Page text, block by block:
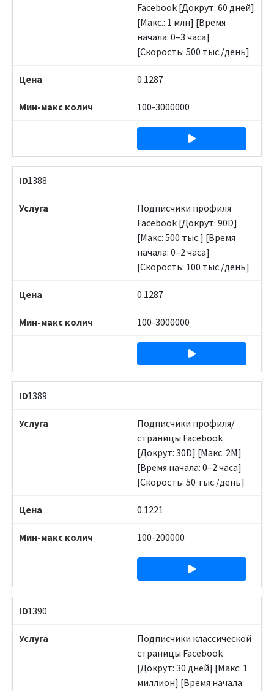
Facebook [Докрут: 60 дней]
[Макс.: 1 млн] [Время
начала: 0–3 часа]
[Скорость: 500 тыс./день]
0.1287
100-3000000
1388
Подписчики профиля
Facebook [Докрут: 90D]
[Макс: 500 тыс.] [Время
начала: 0–2 часа]
[Скорость: 100 тыс./день]
0.1287
100-3000000
1389
Подписчики профиля/
страницы Facebook
[Докрут: 30D] [Макс: 2M]
[Время начала: 0–2 часа]
[Скорость: 50 тыс./день]
0.1221
100-200000
1390
Подписчики классической
страницы Facebook
[Докрут: 30 дней] [Макс: 1
миллион] [Время начала: